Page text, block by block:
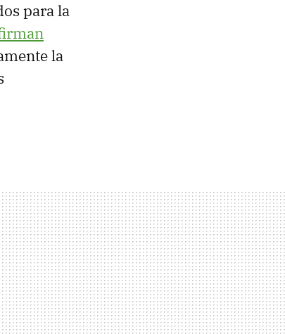
para la
la